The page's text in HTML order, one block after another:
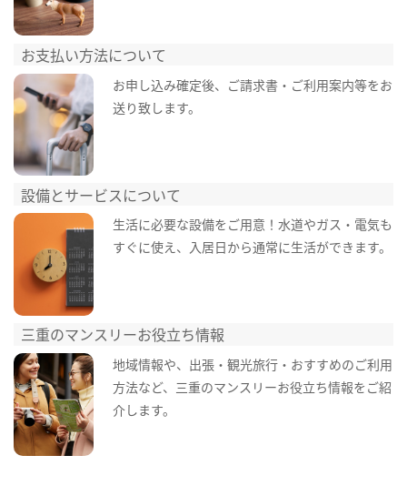
お支払い方法について
お申し込み確定後、ご請求書・ご利用案内等をお
送り致します。
設備とサービスについて
生活に必要な設備をご用意！水道やガス・電気も
すぐに使え、入居日から通常に生活ができます。
三重のマンスリーお役立ち情報
地域情報や、出張・観光旅行・おすすめのご利用
方法など、三重のマンスリーお役立ち情報をご紹
介します。